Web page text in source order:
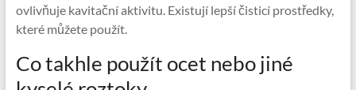
ovlivňuje kavitační aktivitu. Existují lepší čisticí prostředky,
které můžete použít.
Co takhle použít ocet nebo jiné